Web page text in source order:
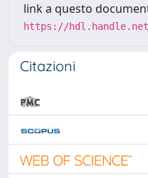
link a questo
https://hdl.handle.net/
Citazioni